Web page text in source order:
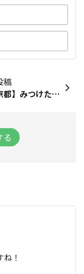
稿
【東京都​】みつけたお店：【ナチュラルローソン銀座三井ビル店】みつけた商品：【むぎゅっとワッフル】​抹茶とアールグレイ！！👀
る
！